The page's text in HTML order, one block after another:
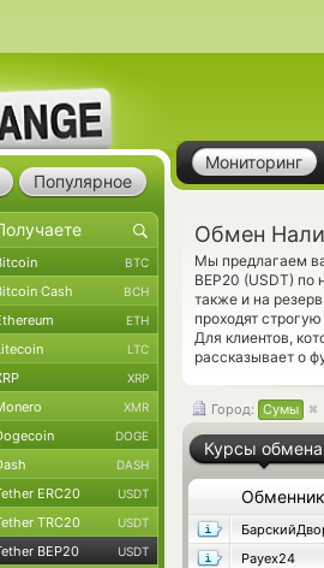
Мониторинг
Обмен
Мы предлагаем
BEP20 (USDT) по
также и на
проходят
Для клиентов,
рассказывает о
Город: Сумы
Курсы обмена
Обменник
Payex24
Популярное
BTC
Cash BCH
ETH
LTC
XRP
XMR
DOGE
DASH
ERC20 USDT
TRC20 USDT
BEP20 USDT